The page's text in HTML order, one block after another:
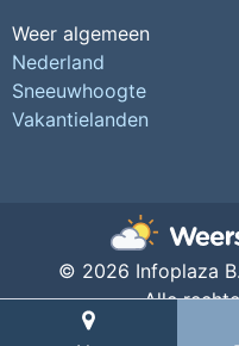
Weer algemeen
Nederland
Sneeuwhoogte
Vakantielanden
© 2026 Infoplaza
Alle